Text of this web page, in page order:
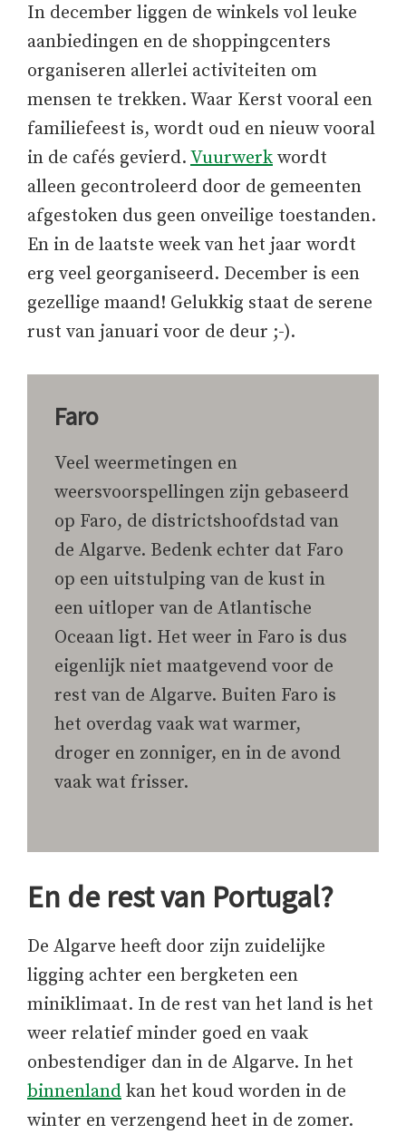
In december liggen de winkels vol leuke
aanbiedingen en de shoppingcenters
organiseren allerlei activiteiten om
mensen te trekken. Waar Kerst vooral een
familiefeest is, wordt oud en nieuw vooral
in de cafés gevierd. Vuurwerk wordt
alleen gecontroleerd door de gemeenten
afgestoken dus geen onveilige toestanden.
En in de laatste week van het jaar wordt
erg veel georganiseerd. December is een
gezellige maand! Gelukkig staat de serene
rust van januari voor de deur ;-).
Faro
Veel weermetingen en
weersvoorspellingen zijn gebaseerd
op Faro, de districtshoofdstad van
de Algarve. Bedenk echter dat Faro
op een uitstulping van de kust in
een uitloper van de Atlantische
Oceaan ligt. Het weer in Faro is dus
eigenlijk niet maatgevend voor de
rest van de Algarve. Buiten Faro is
het overdag vaak wat warmer,
droger en zonniger, en in de avond
vaak wat frisser.
En de rest van Portugal?
De Algarve heeft door zijn zuidelijke
ligging achter een bergketen een
miniklimaat. In de rest van het land is het
weer relatief minder goed en vaak
onbestendiger dan in de Algarve. In het
binnenland kan het koud worden in de
winter en verzengend heet in de zomer.